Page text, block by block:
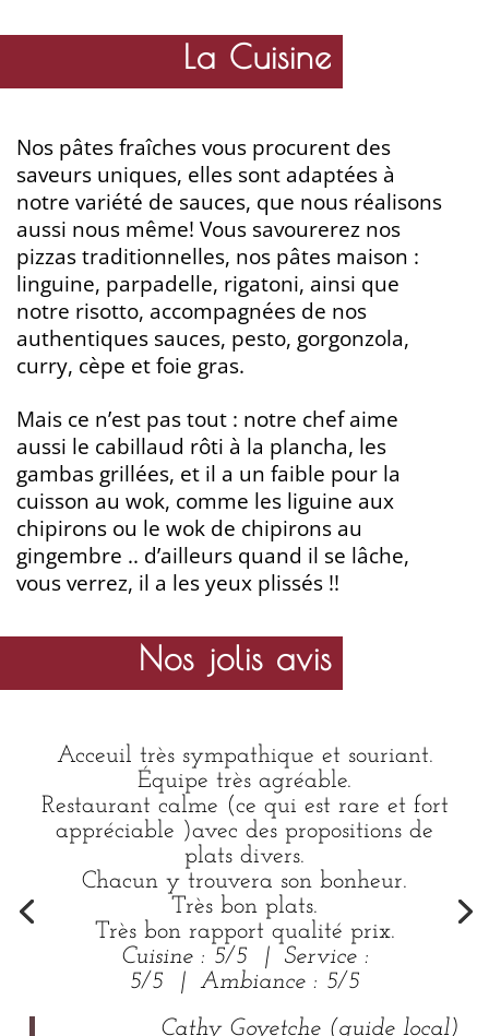
La Cuisine
Nos pâtes fraîches vous procurent des
saveurs uniques, elles sont adaptées à
notre variété de sauces, que nous réalisons
aussi nous même! Vous savourerez nos
pizzas traditionnelles, nos pâtes maison :
linguine, parpadelle, rigatoni, ainsi que
notre risotto, accompagnées de nos
authentiques sauces, pesto, gorgonzola,
curry, cèpe et foie gras.
Mais ce n’est pas tout : notre chef aime
aussi le cabillaud rôti à la plancha, les
gambas grillées, et il a un faible pour la
cuisson au wok, comme les liguine aux
chipirons ou le wok de chipirons au
gingembre .. d’ailleurs quand il se lâche,
vous verrez, il a les yeux plissés !!
Nos jolis avis
Acceuil très sympathique et souriant.
Équipe très agréable.
Restaurant calme (ce qui est rare et fort
appréciable )avec des propositions de
plats divers.
Chacun y trouvera son bonheur.
Très bon plats.
Très bon rapport qualité prix.
Cuisine : 5/5 | Service :
5/5 | Ambiance : 5/5
Cathy Goyetche (guide local)